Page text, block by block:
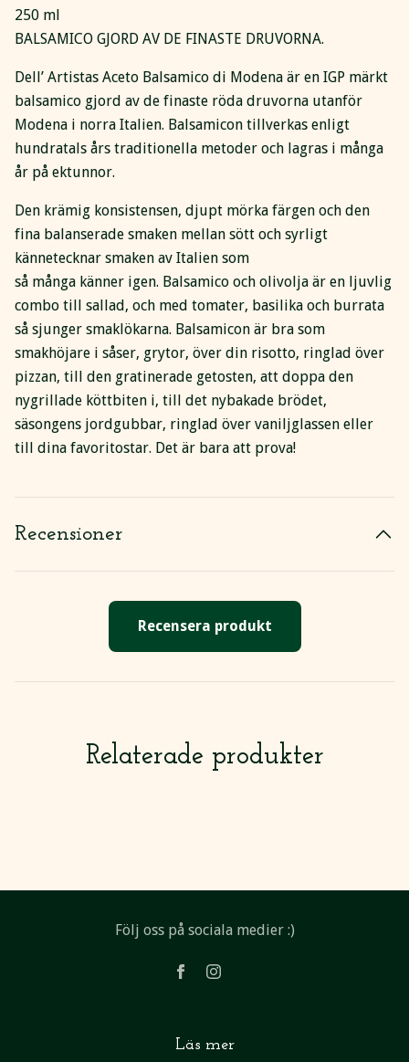
250 ml
BALSAMICO GJORD AV DE FINASTE DRUVORNA.
Dell’ Artistas Aceto Balsamico di Modena är en IGP märkt
balsamico gjord av de finaste röda druvorna utanför
Modena i norra Italien. Balsamicon tillverkas enligt
hundratals års traditionella metoder och lagras i många
år på ektunnor.
Den krämig konsistensen, djupt mörka färgen och den
fina balanserade smaken mellan sött och syrligt
kännetecknar smaken av Italien som
så många känner igen. Balsamico och olivolja är en ljuvlig
combo till sallad, och med tomater, basilika och burrata
så sjunger smaklökarna. Balsamicon är bra som
smakhöjare i såser, grytor, över din risotto, ringlad över
pizzan, till den gratinerade getosten, att doppa den
nygrillade köttbiten i, till det nybakade brödet,
säsongens jordgubbar, ringlad över vaniljglassen eller
till dina favoritostar. Det är bara att prova!
Recensioner
Recensera produkt
Relaterade produkter
Följ oss på sociala medier :)
Läs mer